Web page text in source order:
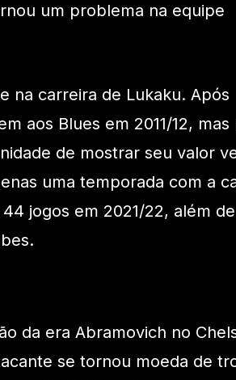
um problema na equipe
na carreira de Lukaku. Após
aos Blues em 2011/12, mas
de mostrar seu valor
uma temporada com a
jogos em 2021/22, além de
da era Abramovich no
se tornou moeda de